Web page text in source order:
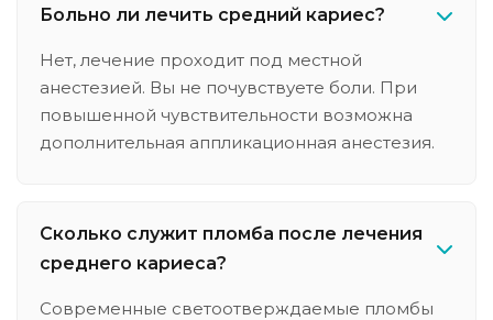
Больно ли лечить средний кариес?
Нет, лечение проходит под местной
анестезией. Вы не почувствуете боли. При
повышенной чувствительности возможна
дополнительная аппликационная анестезия.
Сколько служит пломба после лечения
среднего кариеса?
Современные светоотверждаемые пломбы